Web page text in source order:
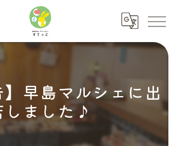
早島マルシェに出
しました♪